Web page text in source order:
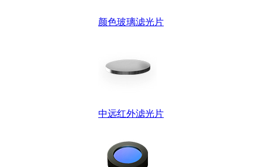
颜色玻璃滤光片
中远红外滤光片